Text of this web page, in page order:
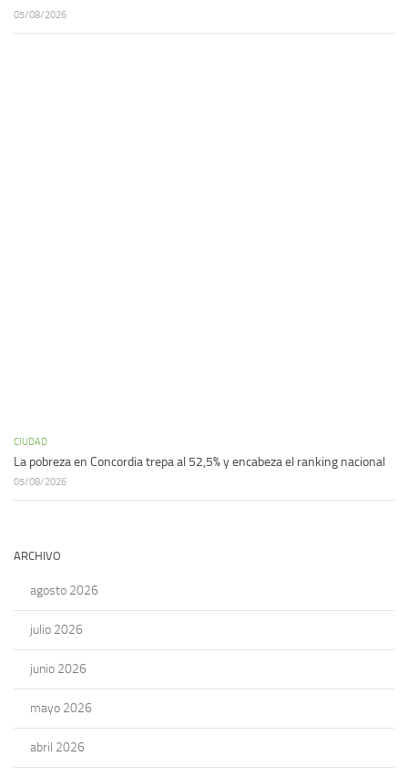
05/08/2026
CIUDAD
La pobreza en Concordia trepa al 52,5% y encabeza el ranking nacional
05/08/2026
ARCHIVO
agosto 2026
julio 2026
junio 2026
mayo 2026
abril 2026